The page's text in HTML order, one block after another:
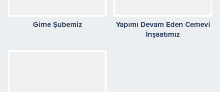
Girne Şubemiz
Yapımı Devam Eden Cemevi
İnşaatımız